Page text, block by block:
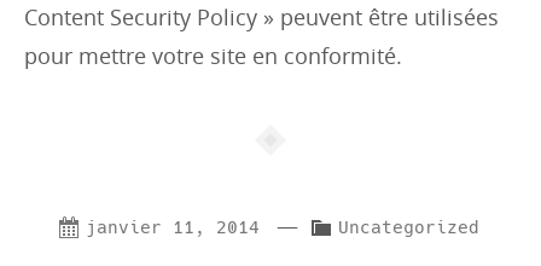
Content Security Policy » peuvent être utilisées
pour mettre votre site en conformité.
janvier 11, 2014 — C
Uncategorized